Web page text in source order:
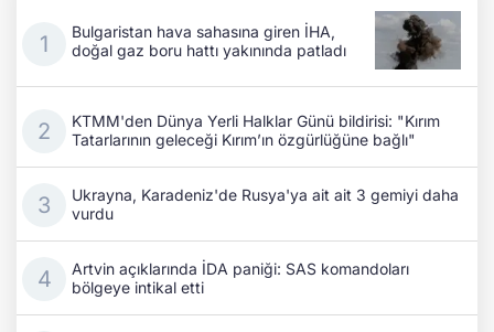
Bulgaristan hava sahasına giren İHA,
doğal gaz boru hattı yakınında patladı
KTMM'den Dünya Yerli Halklar Günü bildirisi: "Kırım
Tatarlarının geleceği Kırım’ın özgürlüğüne bağlı"
Ukrayna, Karadeniz'de Rusya'ya ait ait 3 gemiyi daha
vurdu
Artvin açıklarında İDA paniği: SAS komandoları
bölgeye intikal etti